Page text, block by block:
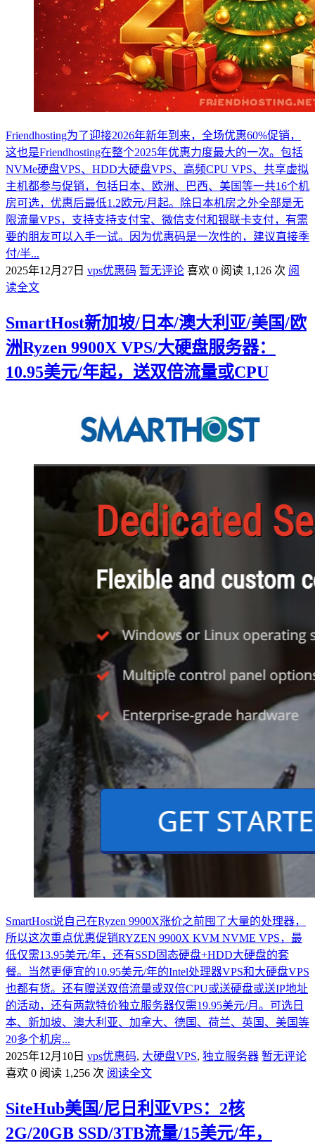
Friendhosting为了迎接2026年新年到来，全场优惠60%促销，
这也是Friendhosting在整个2025年优惠力度最大的一次。包括
NVMe硬盘VPS、HDD大硬盘VPS、高频CPU VPS、共享虚拟
主机都参与促销，包括日本、欧洲、巴西、美国等一共16个机
房可选，优惠后最低1.2欧元/月起。除日本机房之外全部是无
限流量VPS，支持支持支付宝、微信支付和银联卡支付，有需
要的朋友可以入手一试。因为优惠码是一次性的，建议直接季
付/半...
2025年12月27日 vps优惠码 暂无评论 喜欢 0 阅读 1,126 次 阅
读全文
SmartHost新加坡/日本/澳大利亚/美国/欧
洲Ryzen 9900X VPS/大硬盘服务器：
10.95美元/年起，送双倍流量或CPU
SmartHost说自己在Ryzen 9900X涨价之前囤了大量的处理器，
所以这次重点优惠促销RYZEN 9900X KVM NVME VPS，最
低仅需13.95美元/年，还有SSD固态硬盘+HDD大硬盘的套
餐。当然更便宜的10.95美元/年的Intel处理器VPS和大硬盘VPS
也都有货。还有赠送双倍流量或双倍CPU或送硬盘或送IP地址
的活动，还有两款特价独立服务器仅需19.95美元/月。可选日
本、新加坡、澳大利亚、加拿大、德国、荷兰、英国、美国等
20多个机房...
2025年12月10日 vps优惠码, 大硬盘VPS, 独立服务器 暂无评论
喜欢 0 阅读 1,256 次 阅读全文
SiteHub美国/尼日利亚VPS：2核
2G/20GB SSD/3TB流量/15美元/年，